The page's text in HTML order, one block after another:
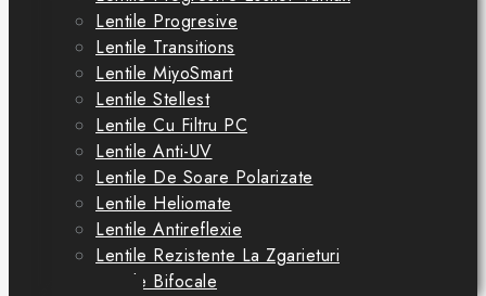
Lentile Progresive
Lentile Transitions
Lentile MiyoSmart
Lentile Stellest
Lentile Cu Filtru PC
Lentile Anti-UV
Lentile De Soare Polarizate
Lentile Heliomate
Lentile Antireflexie
Lentile Rezistente La Zgarieturi
Lentile Bifocale